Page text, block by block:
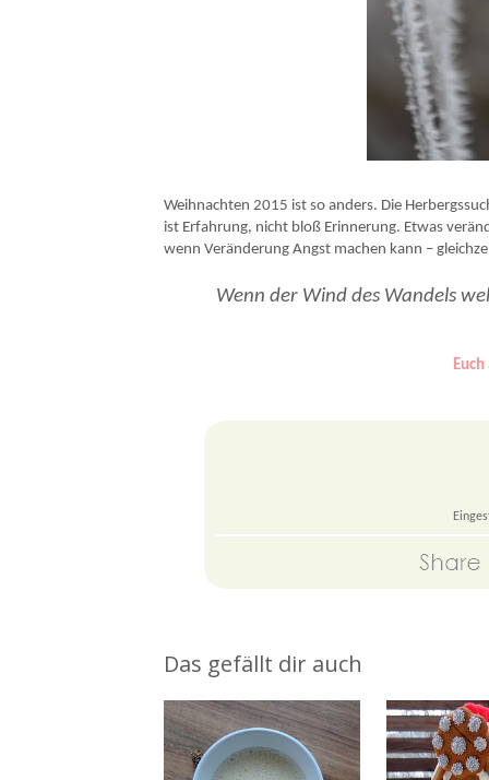
Weihnachten 2015 ist so anders. Die
ist Erfahrung, nicht bloß Erinnerung. Etwas
wenn Veränderung Angst machen kann –
Wenn der Wind des Wandels
Das gefällt dir auch